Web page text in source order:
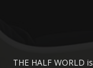
THE HALF WORLD